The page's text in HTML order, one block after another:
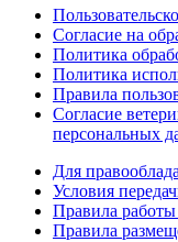
Согласие на
Политика
Политика
Правила
Согласие
персональных
Для
Условия
Правила работы
Правила